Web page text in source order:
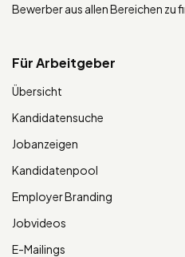
Bewerber aus allen Bereichen zu
Für Arbeitgeber
Übersicht
Kandidatensuche
Jobanzeigen
Kandidatenpool
Employer Branding
Jobvideos
E-Mailings